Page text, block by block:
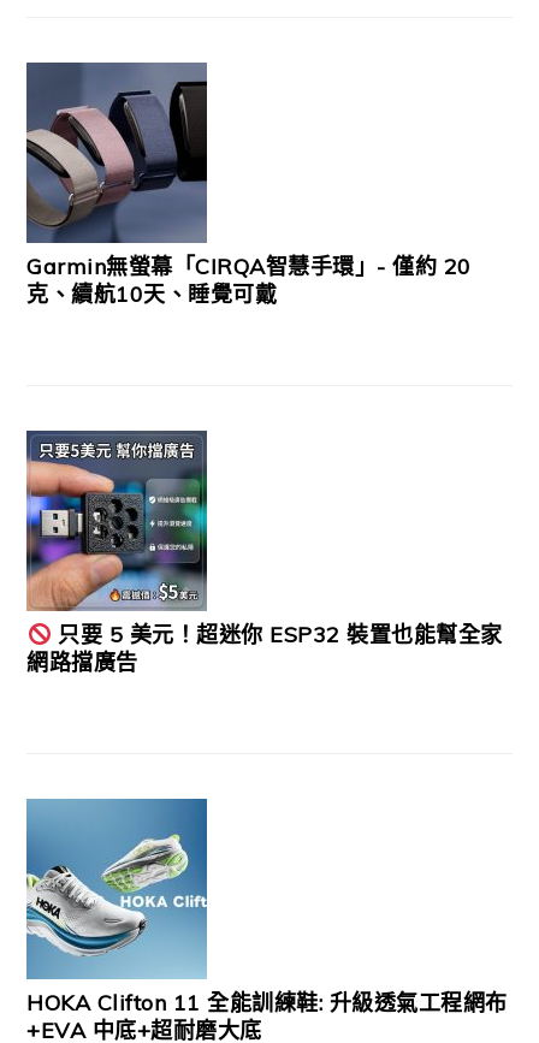
Garmin無螢幕「CIRQA智慧手環」- 僅約 20
克、續航10天、睡覺可戴
只要 5 美元！超迷你 ESP32 裝置也能幫全家
網路擋廣告
HOKA Clifton 11 全能訓練鞋: 升級透氣工程網布
+EVA 中底+超耐磨大底